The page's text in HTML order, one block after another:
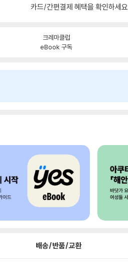
카드/간편결제 혜택을 확인하세요
크레마클럽
eBook 구독
배송/반품/교환